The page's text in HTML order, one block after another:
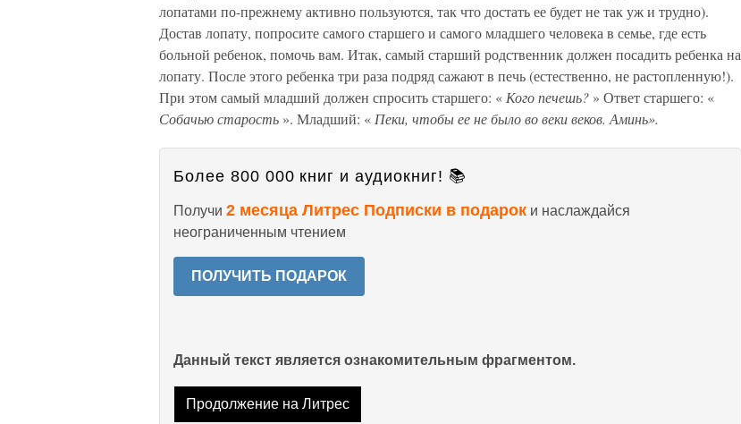
лопатами по-прежнему активно пользуются, так что достать ее будет не так уж и трудно).
Достав лопату, попросите самого старшего и самого младшего человека в семье, где есть
больной ребенок, помочь вам. Итак, самый старший родственник должен посадить ребенка на
лопату. После этого ребенка три раза подряд сажают в печь (естественно, не растопленную!).
При этом самый младший должен спросить старшего: « Кого печешь? » Ответ старшего: «
Собачью старость ». Младший: « Пеки, чтобы ее не было во веки веков. Аминь».
Более 800 000 книг и аудиокниг! 📚
Получи 2 месяца Литрес Подписки в подарок и наслаждайся
неограниченным чтением
ПОЛУЧИТЬ ПОДАРОК
Данный текст является ознакомительным фрагментом.
Продолжение на Литрес